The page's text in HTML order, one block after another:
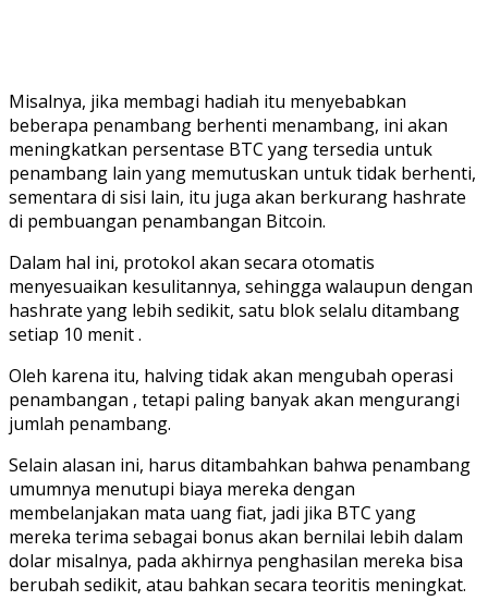
Misalnya, jika membagi hadiah itu menyebabkan
beberapa penambang berhenti menambang, ini akan
meningkatkan persentase BTC yang tersedia untuk
penambang lain yang memutuskan untuk tidak berhenti,
sementara di sisi lain, itu juga akan berkurang hashrate
di pembuangan penambangan Bitcoin.
Dalam hal ini, protokol akan secara otomatis
menyesuaikan kesulitannya, sehingga walaupun dengan
hashrate yang lebih sedikit, satu blok selalu ditambang
setiap 10 menit .
Oleh karena itu, halving tidak akan mengubah operasi
penambangan , tetapi paling banyak akan mengurangi
jumlah penambang.
Selain alasan ini, harus ditambahkan bahwa penambang
umumnya menutupi biaya mereka dengan
membelanjakan mata uang fiat, jadi jika BTC yang
mereka terima sebagai bonus akan bernilai lebih dalam
dolar misalnya, pada akhirnya penghasilan mereka bisa
berubah sedikit, atau bahkan secara teoritis meningkat.